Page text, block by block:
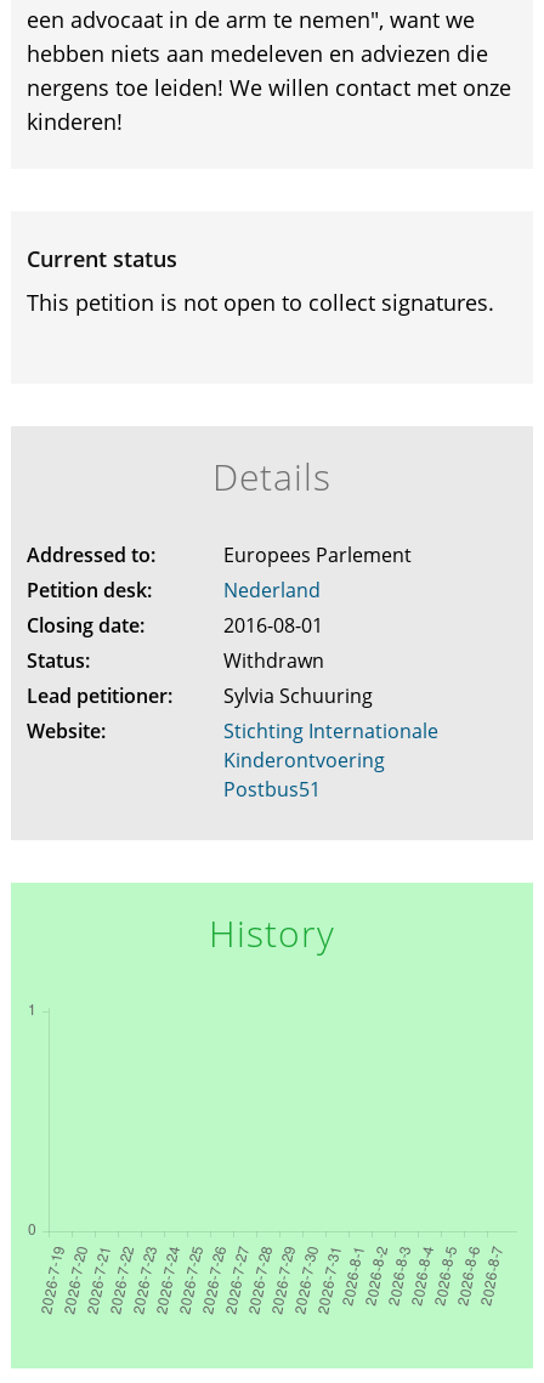
een advocaat in de arm te nemen", want we
hebben niets aan medeleven en adviezen die
nergens toe leiden! We willen contact met onze
kinderen!
Current status
This petition is not open to collect signatures.
Details
Addressed to:
Europees Parlement
Petition desk:
Nederland
Closing date:
2016-08-01
Status:
Withdrawn
Lead petitioner:
Sylvia Schuuring
Website:
Stichting Internationale
Kinderontvoering
Postbus51
History